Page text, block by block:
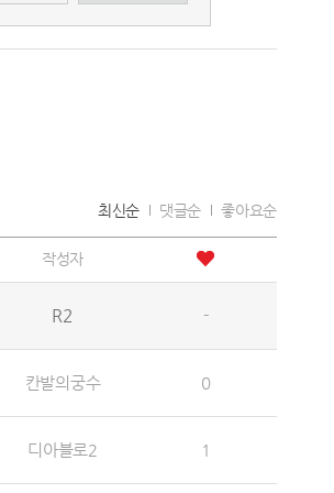
최신순 댓글순 좋아요순
작성자
R2 -
칸발의궁수 0
디아블로2 1